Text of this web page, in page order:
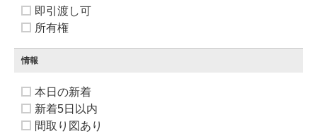
即引渡し可
所有権
情報
本日の新着
新着5日以内
間取り図あり